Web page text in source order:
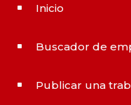
^ Inicio
^ Buscador de
^ Publicar una